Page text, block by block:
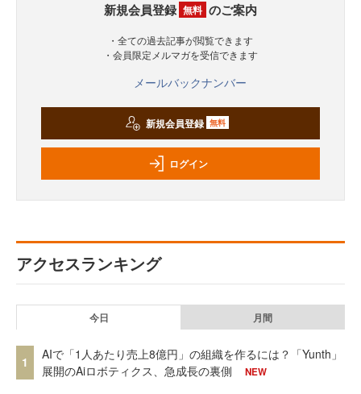
新規会員登録 無料 のご案内
・全ての過去記事が閲覧できます
・会員限定メルマガを受信できます
メールバックナンバー
新規会員登録 無料
ログイン
アクセスランキング
今日 月間
1
AIで「1人あたり売上8億円」の組織を作るには？「Yunth」
展開のAiロボティクス、急成長の裏側
NEW